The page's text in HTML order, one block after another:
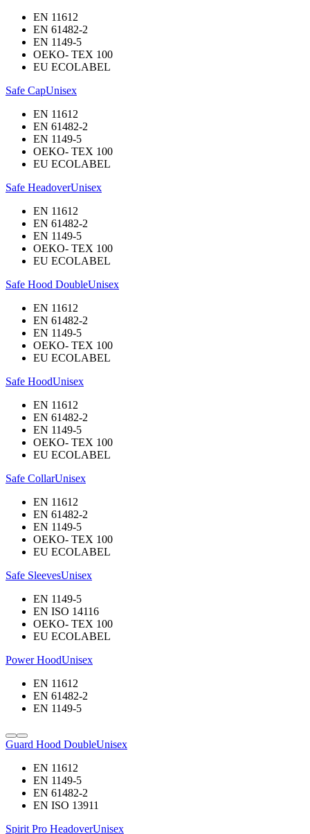
EN 11612
EN 61482-2
EN 1149-5
OEKO- TEX 100
EU ECOLABEL
Safe CapUnisex
EN 11612
EN 61482-2
EN 1149-5
OEKO- TEX 100
EU ECOLABEL
Safe HeadoverUnisex
EN 11612
EN 61482-2
EN 1149-5
OEKO- TEX 100
EU ECOLABEL
Safe Hood DoubleUnisex
EN 11612
EN 61482-2
EN 1149-5
OEKO- TEX 100
EU ECOLABEL
Safe HoodUnisex
EN 11612
EN 61482-2
EN 1149-5
OEKO- TEX 100
EU ECOLABEL
Safe CollarUnisex
EN 11612
EN 61482-2
EN 1149-5
OEKO- TEX 100
EU ECOLABEL
Safe SleevesUnisex
EN 1149-5
EN ISO 14116
OEKO- TEX 100
EU ECOLABEL
Power HoodUnisex
EN 11612
EN 61482-2
EN 1149-5
Guard Hood DoubleUnisex
EN 11612
EN 1149-5
EN 61482-2
EN ISO 13911
Spirit Pro HeadoverUnisex